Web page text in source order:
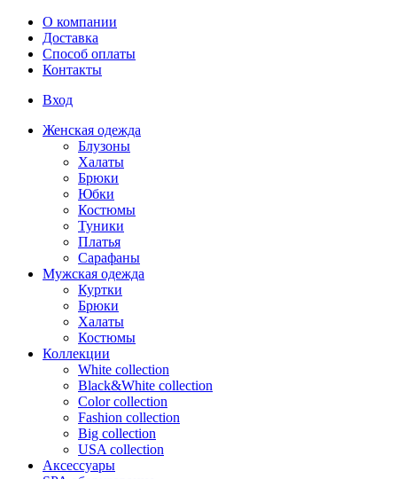
Перейти к основному содержанию
О компании
Доставка
Способ оплаты
Контакты
Вход
Женская одежда
Блузоны
Халаты
Брюки
Юбки
Костюмы
Туники
Платья
Сарафаны
Мужская одежда
Куртки
Брюки
Халаты
Костюмы
Коллекции
White collection
Black&White collection
Color collection
Fashion collection
Big collection
USA collection
Аксессуары